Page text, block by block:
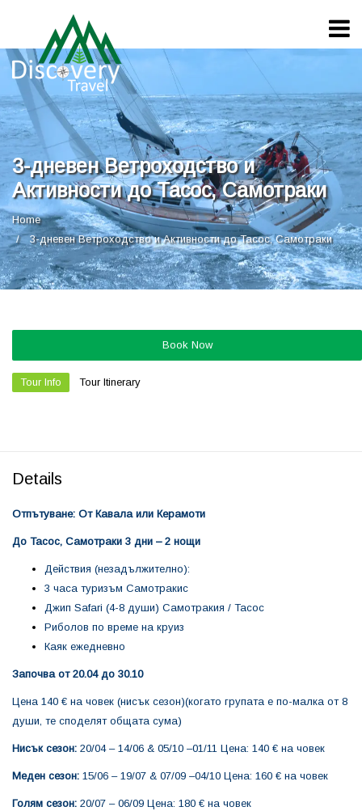
3-дневен Ветроходство и
Активности до Тасос, Самотраки
Home
3-дневен Ветроходство и Активности до Тасос, Самотраки
Book Now
Tour Info Tour Itinerary
Details
Отпътуване: От Кавала или Керамоти
До Тасос, Самотраки 3 дни – 2 нощи
Действия (незадължително):
3 часа туризъм Самотракис
Джип Safari (4-8 души) Самотракия / Тасос
Риболов по време на круиз
Каяк ежедневно
Започва от 20.04 до 30.10
Цена 140 € на човек (нисък сезон)(когато групата е по-малка от 8
души, те споделят общата сума)
Нисък сезон: 20/04 – 14/06 & 05/10 –01/11 Цена: 140 € на човек
Меден сезон: 15/06 – 19/07 & 07/09 –04/10 Цена: 160 € на човек
Голям сезон: 20/07 – 06/09 Цена: 180 € на човек